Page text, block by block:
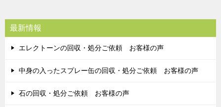
最新情報
エレクトーンの回収・処分ご依頼 お客様の声
中身の入ったスプレー缶の回収・処分ご依頼 お客様の声
石の回収・処分ご依頼 お客様の声